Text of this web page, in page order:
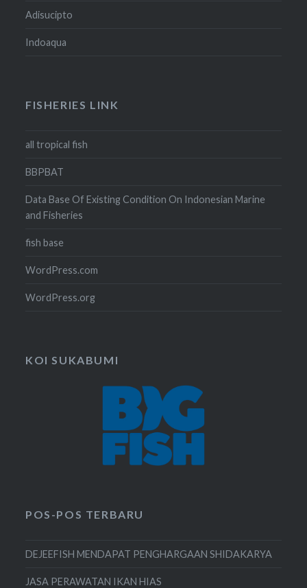
Adisucipto
Indoaqua
FISHERIES LINK
all tropical fish
BBPBAT
Data Base Of Existing Condition On Indonesian Marine
and Fisheries
fish base
WordPress.com
WordPress.org
KOI SUKABUMI
POS-POS TERBARU
DEJEEFISH MENDAPAT PENGHARGAAN SHIDAKARYA
JASA PERAWATAN IKAN HIAS